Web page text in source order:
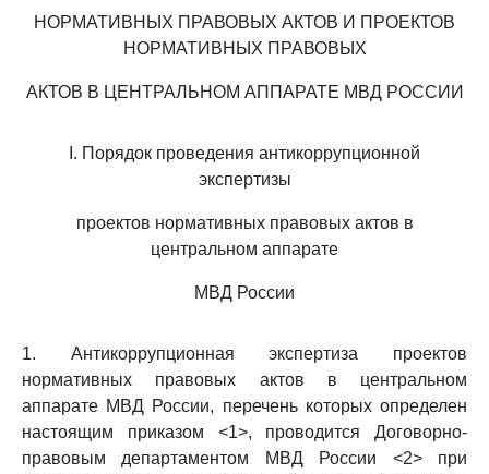
НОРМАТИВНЫХ ПРАВОВЫХ АКТОВ И ПРОЕКТОВ
НОРМАТИВНЫХ ПРАВОВЫХ
АКТОВ В ЦЕНТРАЛЬНОМ АППАРАТЕ МВД РОССИИ
I. Порядок проведения антикоррупционной
экспертизы
проектов нормативных правовых актов в
центральном аппарате
МВД России
1. Антикоррупционная экспертиза проектов
нормативных правовых актов в центральном
аппарате МВД России, перечень которых определен
настоящим приказом <1>, проводится Договорно-
правовым департаментом МВД России <2> при